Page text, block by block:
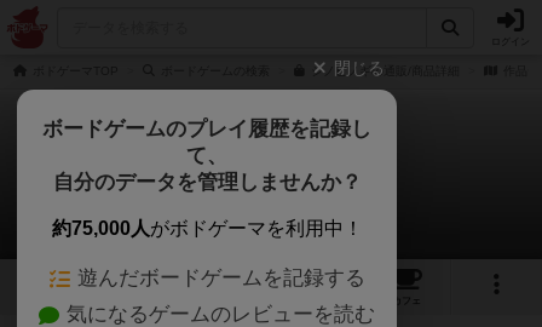
シノビノギの通販/商品詳細
シノビノギ
くつろぎさんのレビュー
1 1
カフェ
閉じる
ボードゲームのプレイ履歴を記録し
て、
自分のデータを管理しませんか？
約75,000人がボドゲーマを利用中！
遊んだボードゲームを記録する
気になるゲームのレビューを読む